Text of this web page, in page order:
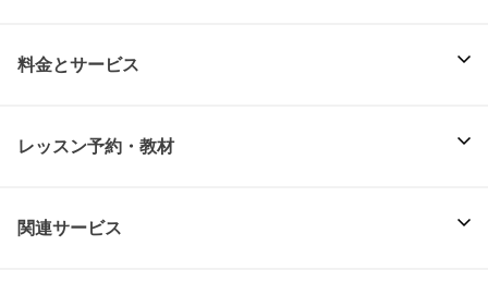
料金とサービス
レッスン予約・教材
関連サービス